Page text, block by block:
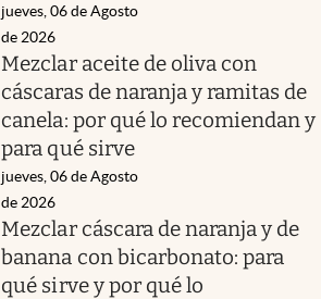
jueves, 06 de Agosto
de 2026
Mezclar aceite de oliva con
cáscaras de naranja y ramitas de
canela: por qué lo recomiendan y
para qué sirve
jueves, 06 de Agosto
de 2026
Mezclar cáscara de naranja y de
banana con bicarbonato: para
qué sirve y por qué lo